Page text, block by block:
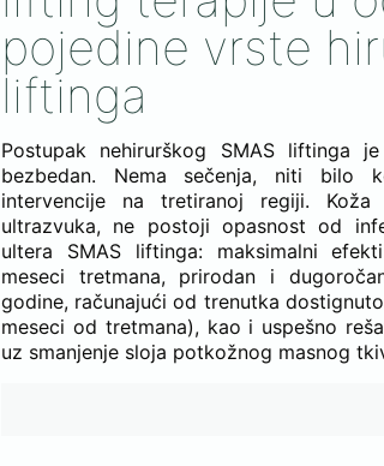
pojedine vrste
liftinga
Postupak nehirurškog SMAS liftinga
bezbedan. Nema sečenja, niti bilo
intervencije na tretiranoj regiji.
ultrazvuka, ne postoji opasnost od
ultera SMAS liftinga: maksimalni
meseci tretmana, prirodan i
godine, računajući od trenutka
meseci od tretmana), kao i uspešno
uz smanjenje sloja potkožnog masnog